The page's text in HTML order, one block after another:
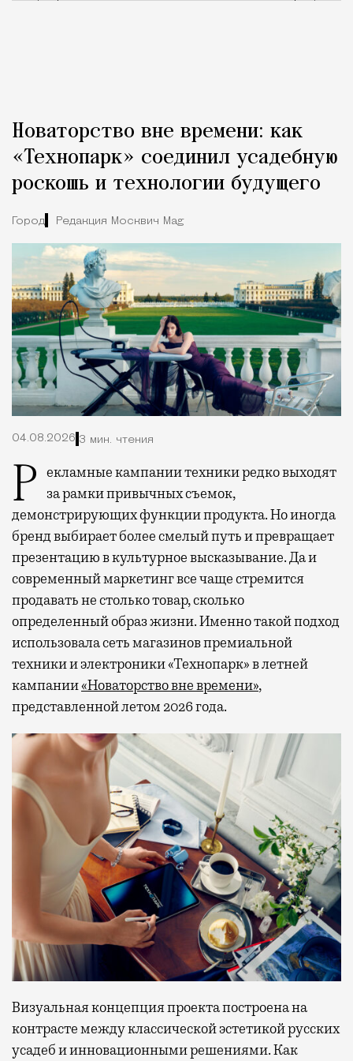
Новаторство вне времени: как
«Технопарк» соединил усадебную
роскошь и технологии будущего
Город Редакция Москвич Mag
04.08.2026 3 мин. чтения
Рекламные кампании техники редко выходят
за рамки привычных съемок,
демонстрирующих функции продукта. Но иногда
бренд выбирает более смелый путь и превращает
презентацию в культурное высказывание. Да и
современный маркетинг все чаще стремится
продавать не столько товар, сколько
определенный образ жизни. Именно такой подход
использовала сеть магазинов премиальной
техники и электроники «Технопарк» в летней
кампании«Новаторство вне времени»,
представленной летом 2026 года.
Визуальная концепция проекта построена на
контрасте между классической эстетикой русских
усадеб и инновационными решениями. Как